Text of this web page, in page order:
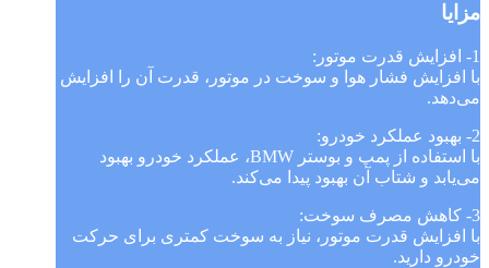
مزایا
1- افزایش قدرت موتور:
با افزایش فشار هوا و سوخت در موتور، قدرت آن را افزایش
می‌دهد.
2- بهبود عملکرد خودرو:
با استفاده از پمپ و بوستر BMW، عملکرد خودرو بهبود
می‌یابد و شتاب آن بهبود پیدا می‌کند.
3- کاهش مصرف سوخت:
با افزایش قدرت موتور، نیاز به سوخت کمتری برای حرکت
خودرو دارید.